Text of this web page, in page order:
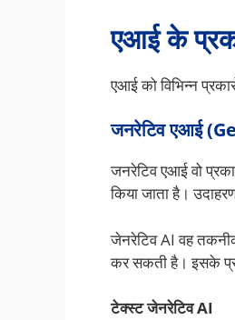
एआई के
एआई को विभिन्न
जनरेटिव एआई
जनरेटिव एआई वो
किया जाता है।
जेनरेटिव AI वह
कर सकती है। इसके
टेक्स्ट जेनरेटिव AI